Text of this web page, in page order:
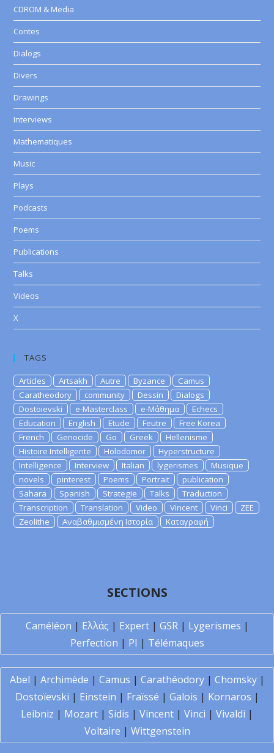
CDROM & Media
Contes
Dialogs
Divers
Drawings
Interviews
Mathematiques
Music
Plays
Podcasts
Poems
Publications
Talks
Videos
X
TAGS
Articles Artsakh Autre Byzance
Camus
Caratheodory
community Dessin
Dialogs
Dostoievski
e-Masterclass e-Μάθημα
Echecs
Education
English Etude Feutre
Free Korea
French
Genocide Go Greek
Hellenisme
Histoire Intelligente
Holodomor
Hyperstructure
Intelligence
Interview Italian lygerismes
Musique
novels
pinterest Poems Portrait
publication
Sahara
Spanish Strategie Talks
Traduction
Transcription
Translation Video Vincent Vinci
ZEE
Zeolithe
Αναβαθμισμένη Ιστορία Καταγραφή
SECTIONS
Caméléon | Ελλάς | Expert| GSR| Lygerismes |
Perfection | PI | Télémaques
Abel | Archimède | Camus | Carathéodory| Chomsky|
Dostoïevski | Einstein | Fraïssé | Galois | Kornaros |
Leibniz | Mozart | Sidis | Vincent | Vinci | Vivaldi |
Voltaire | Wittgenstein